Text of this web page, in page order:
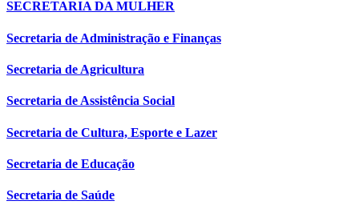
SECRETARIA DA MULHER
Secretaria de Administração e Finanças
Secretaria de Agricultura
Secretaria de Assistência Social
Secretaria de Cultura, Esporte e Lazer
Secretaria de Educação
Secretaria de Saúde